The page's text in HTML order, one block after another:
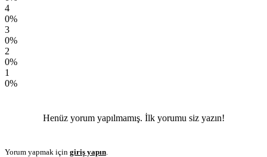
4
0%
3
0%
2
0%
1
0%
Henüz yorum yapılmamış. İlk yorumu siz yazın!
Yorum yapmak için giriş yapın